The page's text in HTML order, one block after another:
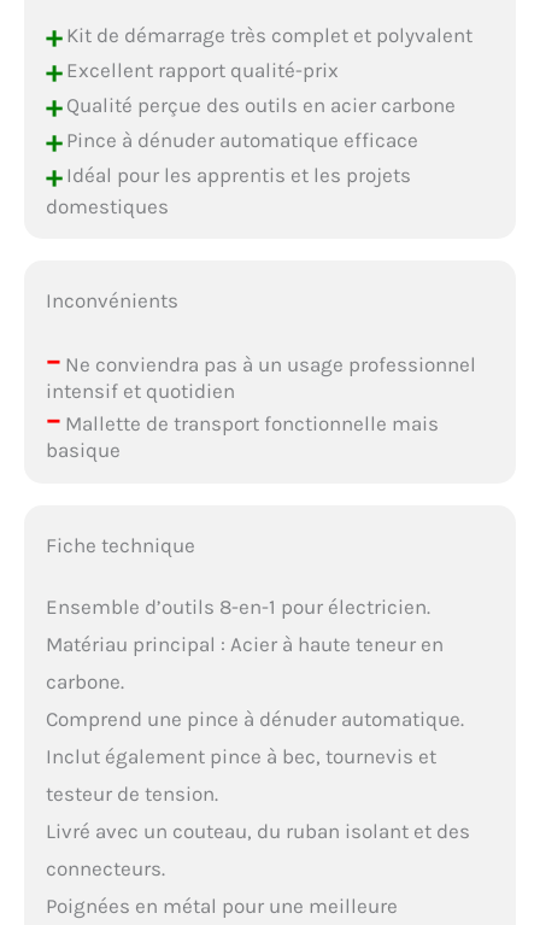
+Kit de démarrage très complet et polyvalent
+Excellent rapport qualité-prix
+Qualité perçue des outils en acier carbone
+Pince à dénuder automatique efficace
+Idéal pour les apprentis et les projets
domestiques
Inconvénients
–Ne conviendra pas à un usage professionnel
intensif et quotidien
–Mallette de transport fonctionnelle mais
basique
Fiche technique
Ensemble d’outils 8-en-1 pour électricien.
Matériau principal : Acier à haute teneur en
carbone.
Comprend une pince à dénuder automatique.
Inclut également pince à bec, tournevis et
testeur de tension.
Livré avec un couteau, du ruban isolant et des
connecteurs.
Poignées en métal pour une meilleure